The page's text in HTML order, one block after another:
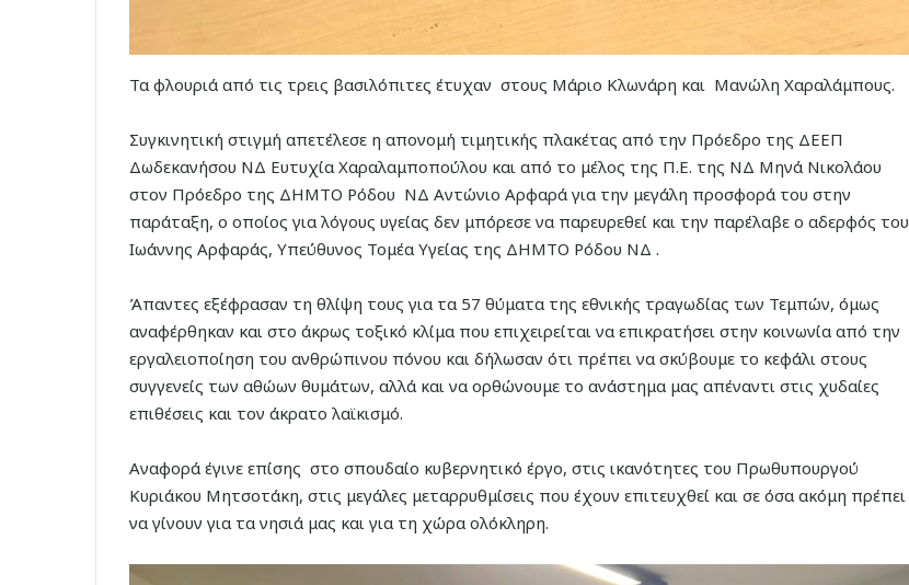
Τα φλουριά από τις τρεις βασιλόπιτες έτυχαν στους Μάριο Κλωνάρη και Μανώλη Χαραλάμπους.
Συγκινητική στιγμή απετέλεσε η απονομή τιμητικής πλακέτας από την Πρόεδρο της ΔΕΕΠ
Δωδεκανήσου ΝΔ Ευτυχία Χαραλαμποπούλου και από το μέλος της Π.Ε. της ΝΔ Μηνά Νικολάου
στον Πρόεδρο της ΔΗΜΤΟ Ρόδου ΝΔ Αντώνιο Αρφαρά για την μεγάλη προσφορά του στην
παράταξη, ο οποίος για λόγους υγείας δεν μπόρεσε να παρευρεθεί και την παρέλαβε ο αδερφός του
Ιωάννης Αρφαράς, Υπεύθυνος Τομέα Υγείας της ΔΗΜΤΟ Ρόδου ΝΔ .
Άπαντες εξέφρασαν τη θλίψη τους για τα 57 θύματα της εθνικής τραγωδίας των Τεμπών, όμως
αναφέρθηκαν και στο άκρως τοξικό κλίμα που επιχειρείται να επικρατήσει στην κοινωνία από την
εργαλειοποίηση του ανθρώπινου πόνου και δήλωσαν ότι πρέπει να σκύβουμε το κεφάλι στους
συγγενείς των αθώων θυμάτων, αλλά και να ορθώνουμε το ανάστημα μας απέναντι στις χυδαίες
επιθέσεις και τον άκρατο λαϊκισμό.
Αναφορά έγινε επίσης στο σπουδαίο κυβερνητικό έργο, στις ικανότητες του Πρωθυπουργού
Κυριάκου Μητσοτάκη, στις μεγάλες μεταρρυθμίσεις που έχουν επιτευχθεί και σε όσα ακόμη πρέπει
να γίνουν για τα νησιά μας και για τη χώρα ολόκληρη.